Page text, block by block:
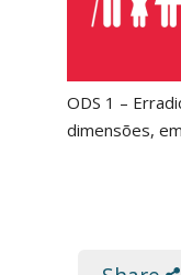
ODS 1 –
dimensões,